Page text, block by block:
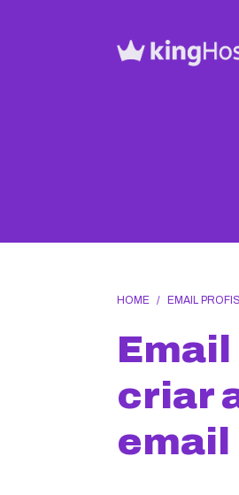
HOME / EMAIL
criar
email